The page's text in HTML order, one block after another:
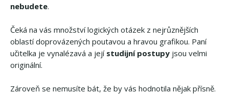
nebudete.
Čeká na vás množství logických otázek z nejrůznějších
oblastí doprovázených poutavou a hravou grafikou. Paní
učitelka je vynalézavá a její studijní postupy jsou velmi
originální.
Zároveň se nemusíte bát, že by vás hodnotila nějak přísně.